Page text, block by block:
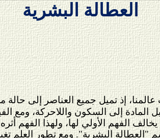
العطالة البشرية
إذ تميل جميع العناصر إلى حالة
المادة إلى السكون واللاحركة، ومع
الفهم الأولي لها، ولهذا الفهم
البشرية". ومع تطور العلم